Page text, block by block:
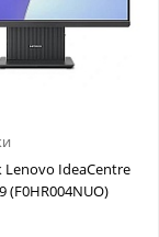
IdeaCentre
(F0HR004NUO)